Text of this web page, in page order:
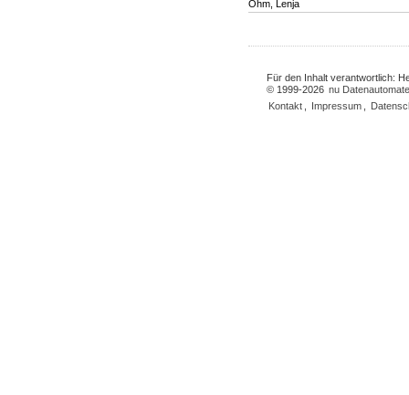
Ohm, Lenja
Für den Inhalt verantwortlich:
© 1999-2026 nu
Kontakt
Impressum